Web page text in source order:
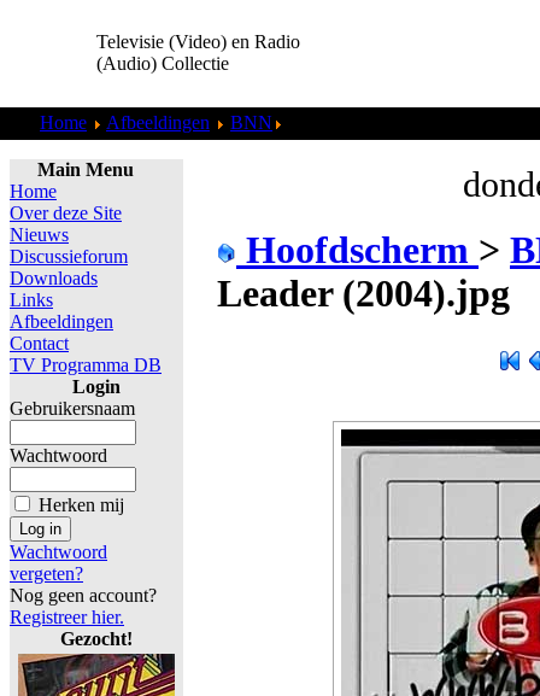
Televisie (Video) en Radio
(Audio) Collectie
Home Afbeeldingen BNN
Main Menu
Home
Over deze Site
Nieuws
Discussieforum
Downloads
Links
Afbeeldingen
Contact
TV Programma DB
Login
Gebruikersnaam
Wachtwoord
Herken mij
Wachtwoord
vergeten?
Nog geen account?
Registreer hier.
Gezocht!
Hoofdscherm >
Leader (2004).jpg